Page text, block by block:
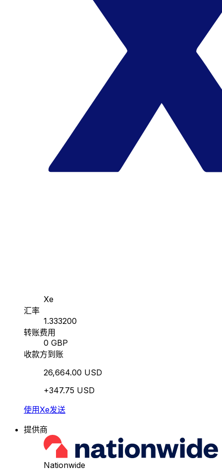
Xe
汇率
1.333200
转账费用
0 GBP
收款方到账
26,664.00 USD
+347.75 USD
使用Xe发送
提供商
Nationwide